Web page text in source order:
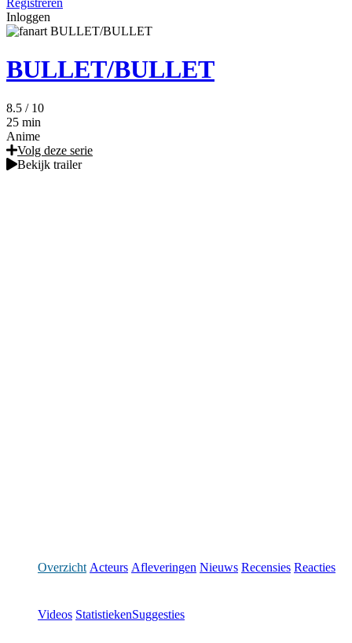
Inloggen
BULLET/BULLET
8.5 / 10
25 min
Anime
Volg deze serie
Bekijk trailer
Overzicht Acteurs Afleveringen Nieuws Recensies Reacties
Videos StatistiekenSuggesties